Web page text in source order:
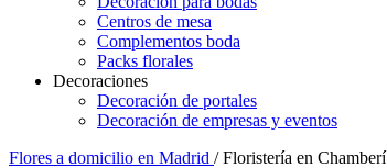
Centros de mesa
Complementos boda
Packs florales
Decoraciones
Decoración de portales
Decoración de empresas y eventos
Flores a domicilio en Madrid / Floristería en Chamberí